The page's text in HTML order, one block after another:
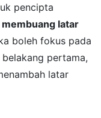
pencipta
membuang latar
boleh fokus pada
pertama,
latar